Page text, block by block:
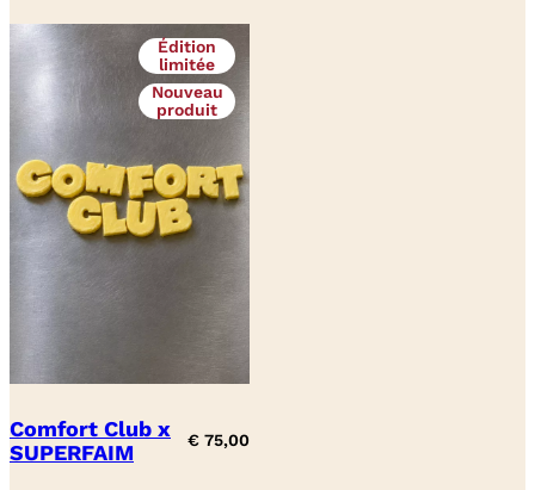
Édition
limitée
Nouveau
produit
Comfort Club x
SUPERFAIM
€ 75,00